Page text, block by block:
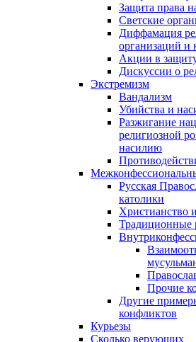
Защита права
Светские
Диффамация
организаций
Акции в
Дискуссии о
Экстремизм
Вандализм
Убийства и
Разжигание
религиозной
насилию
Русская
католики
Христианство
Традиционные
Прочие
Другие
конфликтов
Курьезы
Сколько верующих